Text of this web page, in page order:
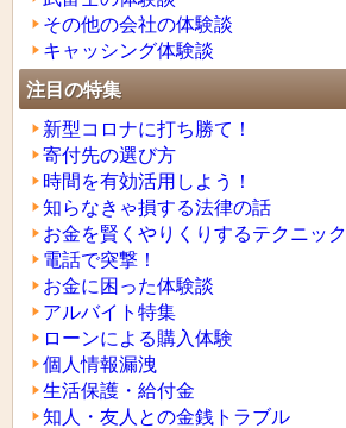
その他の会社の体験談
キャッシング体験談
注目の特集
新型コロナに打ち勝て！
寄付先の選び方
時間を有効活用しよう！
知らなきゃ損する法律の話
お金を賢くやりくりするテクニック
電話で突撃！
お金に困った体験談
アルバイト特集
ローンによる購入体験
個人情報漏洩
生活保護・給付金
知人・友人との金銭トラブル